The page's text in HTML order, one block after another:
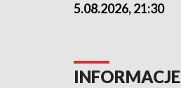
5.08.2026, 21:30
INFORMACJE